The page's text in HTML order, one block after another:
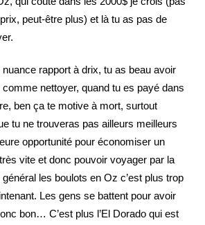
peut-être plus) et là tu as pas de
rapport à drix, tu as beau avoir
comme nettoyer, quand tu es payé dans
ben ça te motive à mort, surtout
tu ne trouveras pas ailleurs meilleurs
opportunité pour économiser un
vite et donc pouvoir voyager par la
les boulots en Oz c’est plus trop
Les gens se battent pour avoir
bon… C’est plus l’El Dorado qui est